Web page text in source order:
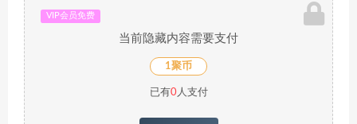
VIP会员免费
当前隐藏内容需要支付
1聚币
已有0人支付